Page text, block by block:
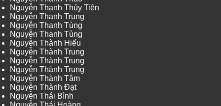
Nguyễn Thanh Thủy Tiên
Nguyễn Thanh Trung
Nguyễn Thanh Tùng
Nguyễn Thanh Tùng
Nguyễn Thành Hiếu
Nguyễn Thành Trung
Nguyễn Thành Trung
Nguyễn Thành Trung
Nguyễn Thành Tâm
Nguyễn Thành Đạt
Nguyễn Thái Bình